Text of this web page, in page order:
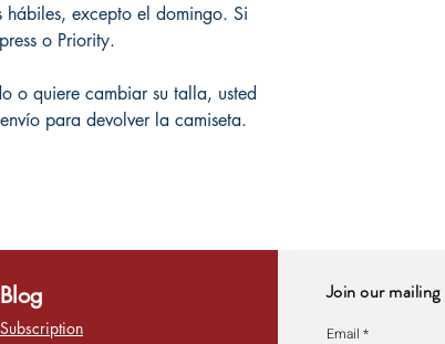
excepto el domingo. Si
o Priority.
o quiere cambiar su talla, usted
para devolver la camiseta.
Blog
Subscription
Join our
Email